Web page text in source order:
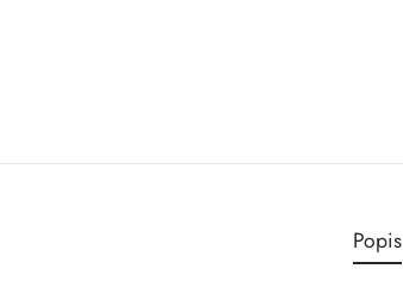
Popis